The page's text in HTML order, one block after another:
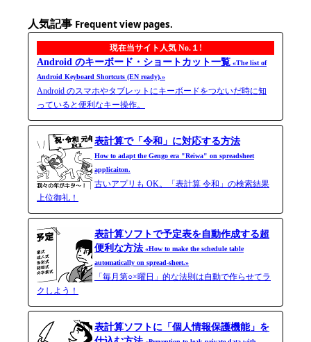
人気記事 Frequent view pages.
現在当サイト人気 No.１!
Android のキーボード・ショートカット一覧 «The list of
Android Keyboard Shortcuts (EN ready).»
Android のスマホやタブレットにキーボードをつないだ時に知
っていると便利なキー操作。
表計算で「令和」に対応する方法
How to adapt the Gengo era "Reiwa" on spreadsheet
applicaiton.
古いアプリも OK。「表計算 令和」の検索結果
上位御礼！
表計算ソフトで予定表を自動作成する超
便利な方法«How to make the schedule table
automatically on spread-sheet.»
「毎月第○×曜日」的な法則は自動で作らせてラ
クしよう！
表計算ソフトに「個人情報保護機能」を